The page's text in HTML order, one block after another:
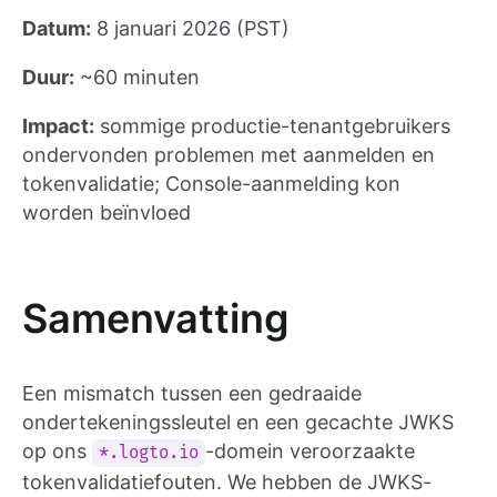
Datum: 8 januari 2026 (PST)
Duur: ~60 minuten
Impact: sommige productie-tenantgebruikers
ondervonden problemen met aanmelden en
tokenvalidatie; Console-aanmelding kon
worden beïnvloed
Samenvatting
Een mismatch tussen een gedraaide
ondertekeningssleutel en een gecachte JWKS
op ons
*.logto.io -domein veroorzaakte
tokenvalidatiefouten. We hebben de JWKS-